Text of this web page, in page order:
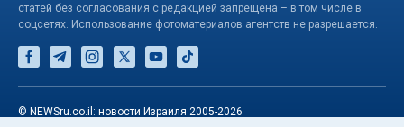
статей без согласования с редакцией запрещена – в том числе в
соцсетях. Использование фотоматериалов агентств не разрешается.
© NEWSru.co.il: новости Израиля 2005-2026